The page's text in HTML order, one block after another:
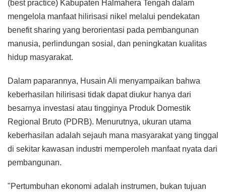
(best practice) Kabupaten Halmahera Tengah dalam
mengelola manfaat hilirisasi nikel melalui pendekatan
benefit sharing yang berorientasi pada pembangunan
manusia, perlindungan sosial, dan peningkatan kualitas
hidup masyarakat.
Dalam paparannya, Husain Ali menyampaikan bahwa
keberhasilan hilirisasi tidak dapat diukur hanya dari
besarnya investasi atau tingginya Produk Domestik
Regional Bruto (PDRB). Menurutnya, ukuran utama
keberhasilan adalah sejauh mana masyarakat yang tinggal
di sekitar kawasan industri memperoleh manfaat nyata dari
pembangunan.
"Pertumbuhan ekonomi adalah instrumen, bukan tujuan